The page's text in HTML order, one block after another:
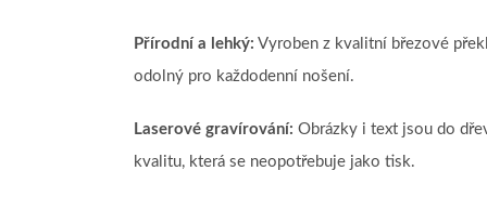
Přírodní a lehký: Vyroben z kvalitní březové
odolný pro každodenní nošení.
Laserové gravírování: Obrázky i text jsou do
kvalitu, která se neopotřebuje jako tisk.